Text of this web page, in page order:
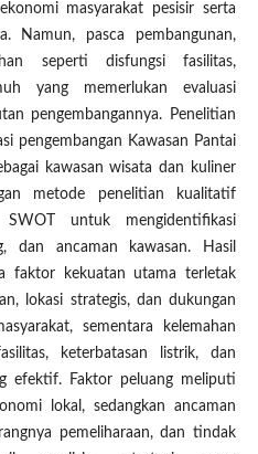
masyarakat pesisir serta
Namun, pasca pembangunan,
seperti disfungsi fasilitas,
yang memerlukan evaluasi
pengembangannya. Penelitian
pengembangan Kawasan Pantai
kawasan wisata dan kuliner
metode penelitian kualitatif
untuk mengidentifikasi
dan ancaman kawasan. Hasil
faktor kekuatan utama terletak
lokasi strategis, dan dukungan
sementara kelemahan
keterbatasan listrik, dan
efektif. Faktor peluang meliputi
lokal, sedangkan ancaman
pemeliharaan, dan tindak